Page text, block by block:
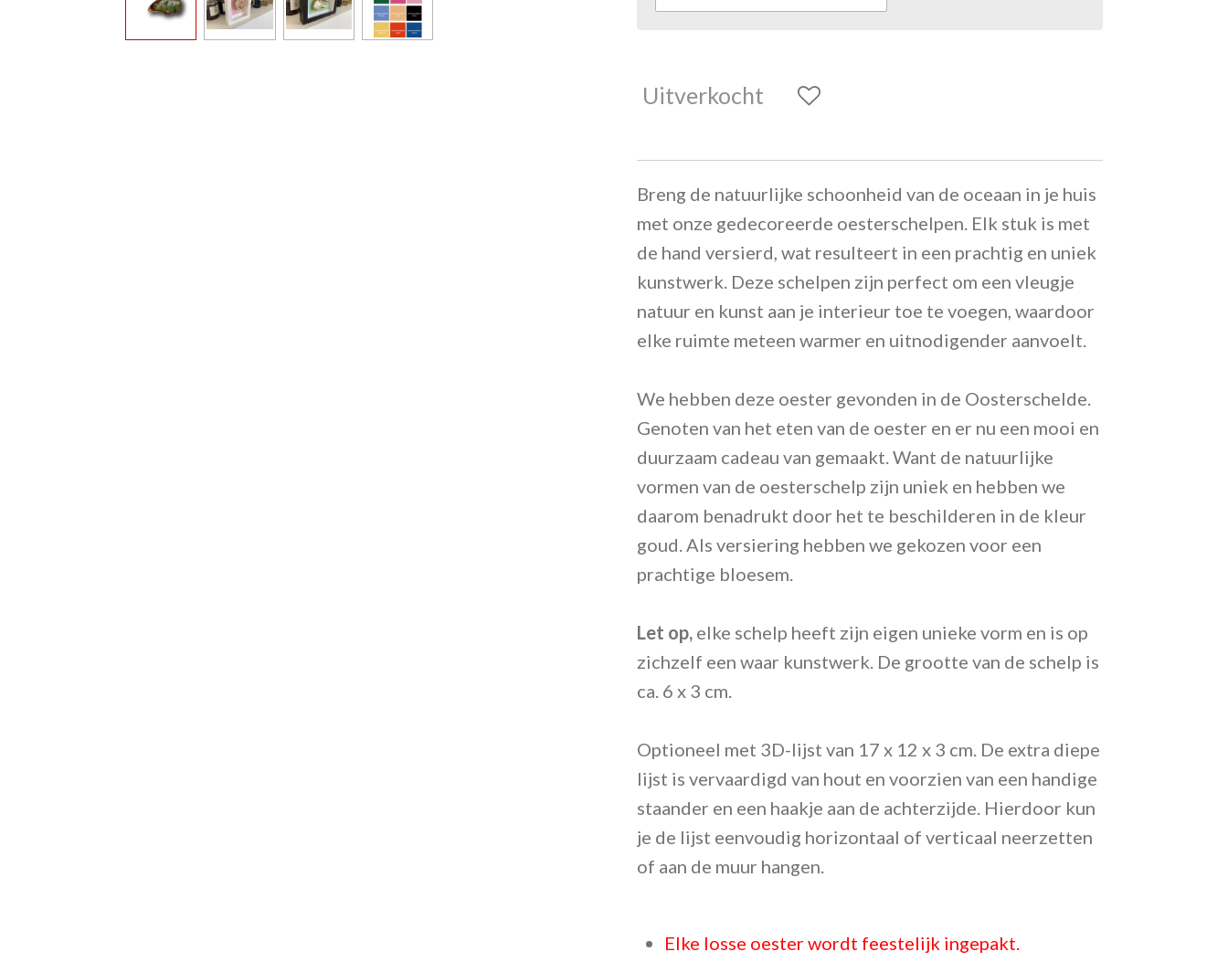
Uitverkocht
Breng de natuurlijke schoonheid van de oceaan in je huis
met onze gedecoreerde oesterschelpen. Elk stuk is met
de hand versierd, wat resulteert in een prachtig en uniek
kunstwerk. Deze schelpen zijn perfect om een vleugje
natuur en kunst aan je interieur toe te voegen, waardoor
elke ruimte meteen warmer en uitnodigender aanvoelt.
We hebben deze oester gevonden in de Oosterschelde.
Genoten van het eten van de oester en er nu een mooi en
duurzaam cadeau van gemaakt. Want de natuurlijke
vormen van de oesterschelp zijn uniek en hebben we
daarom benadrukt door het te beschilderen in de kleur
goud. Als versiering hebben we gekozen voor een
prachtige bloesem.
Let op, elke schelp heeft zijn eigen unieke vorm en is op
zichzelf een waar kunstwerk. De grootte van de schelp is
ca. 6 x 3 cm.
Optioneel met 3D-lijst van 17 x 12 x 3 cm. De extra diepe
lijst is vervaardigd van hout en voorzien van een handige
staander en een haakje aan de achterzijde. Hierdoor kun
je de lijst eenvoudig horizontaal of verticaal neerzetten
of aan de muur hangen.
Elke losse oester wordt feestelijk ingepakt.